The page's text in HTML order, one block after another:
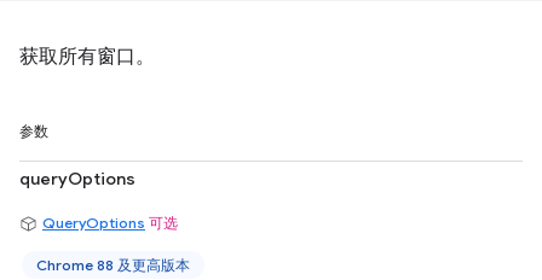
获取所有窗口。
参数
queryOptions
QueryOptions 可选
Chrome 88 及更高版本